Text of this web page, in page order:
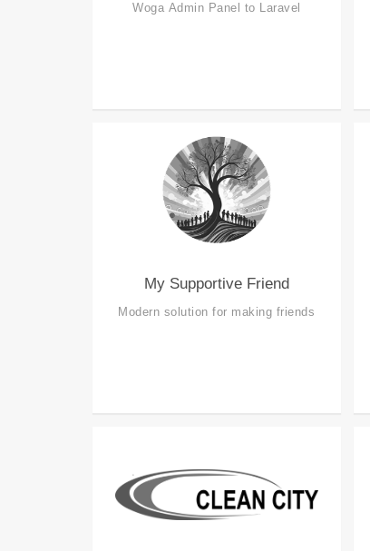
Woga Admin Panel to Laravel
My Supportive Friend
Modern solution for making friends